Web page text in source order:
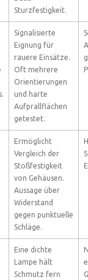
Sturzfestigkeit.
Signalisierte
Eignung für
rauere Einsätze.
Oft mehrere
Orientierungen
und harte
Aufprallflächen
getestet.
Ermöglicht
Vergleich der
Stoßfestigkeit
von Gehäusen.
Aussage über
Widerstand
gegen punktuelle
Schläge.
Eine dichte
Lampe hält
Schmutz fern